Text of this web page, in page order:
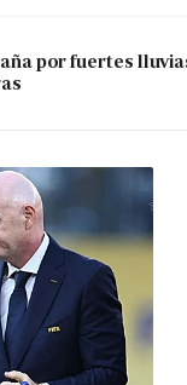
por fuertes